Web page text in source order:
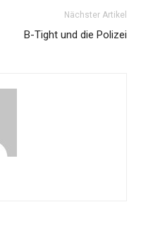
Nächster Artikel
B-Tight und die Polizei